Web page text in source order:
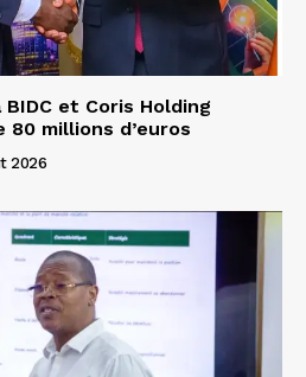
et Coris Holding
millions d’euros
2026